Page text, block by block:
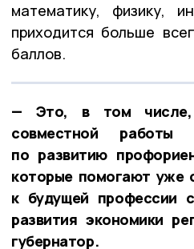
математику, физику,
приходится больше
баллов.
— Это, в том числе,
совместной работы
по развитию
которые помогают уже
к будущей профессии
развития экономики
губернатор.